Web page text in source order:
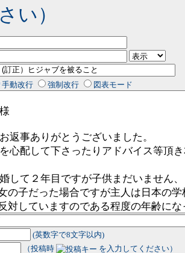
い）
手動改行 強制改行 図表モード
(英数字で8文字以内)
（投稿時 を入力してください）